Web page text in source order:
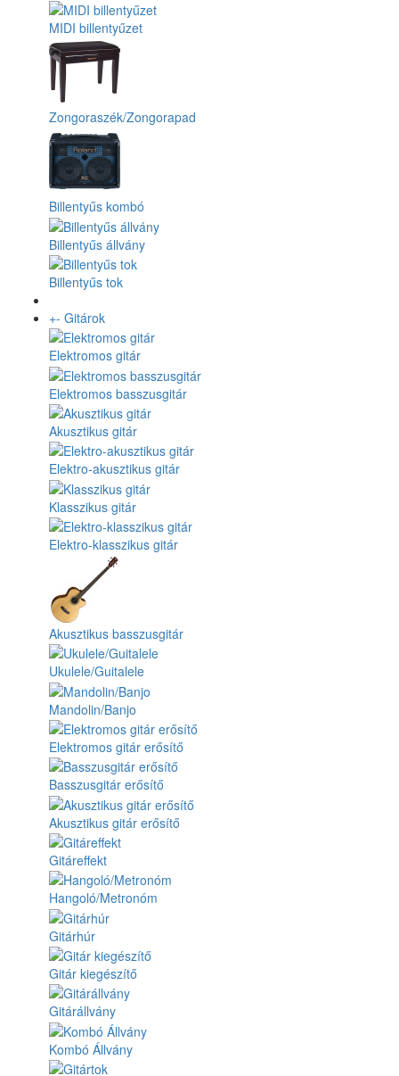
MIDI billentyűzet
Zongoraszék/Zongorapad
Billentyűs kombó
Billentyűs állvány
Billentyűs tok
+- Gitárok
Elektromos gitár
Elektromos basszusgitár
Akusztikus gitár
Elektro-akusztikus gitár
Klasszikus gitár
Elektro-klasszikus gitár
Akusztikus basszusgitár
Ukulele/Guitalele
Mandolin/Banjo
Elektromos gitár erősítő
Basszusgitár erősítő
Akusztikus gitár erősítő
Gitáreffekt
Hangoló/Metronóm
Gitárhúr
Gitár kiegészítő
Gitárállvány
Kombó Állvány